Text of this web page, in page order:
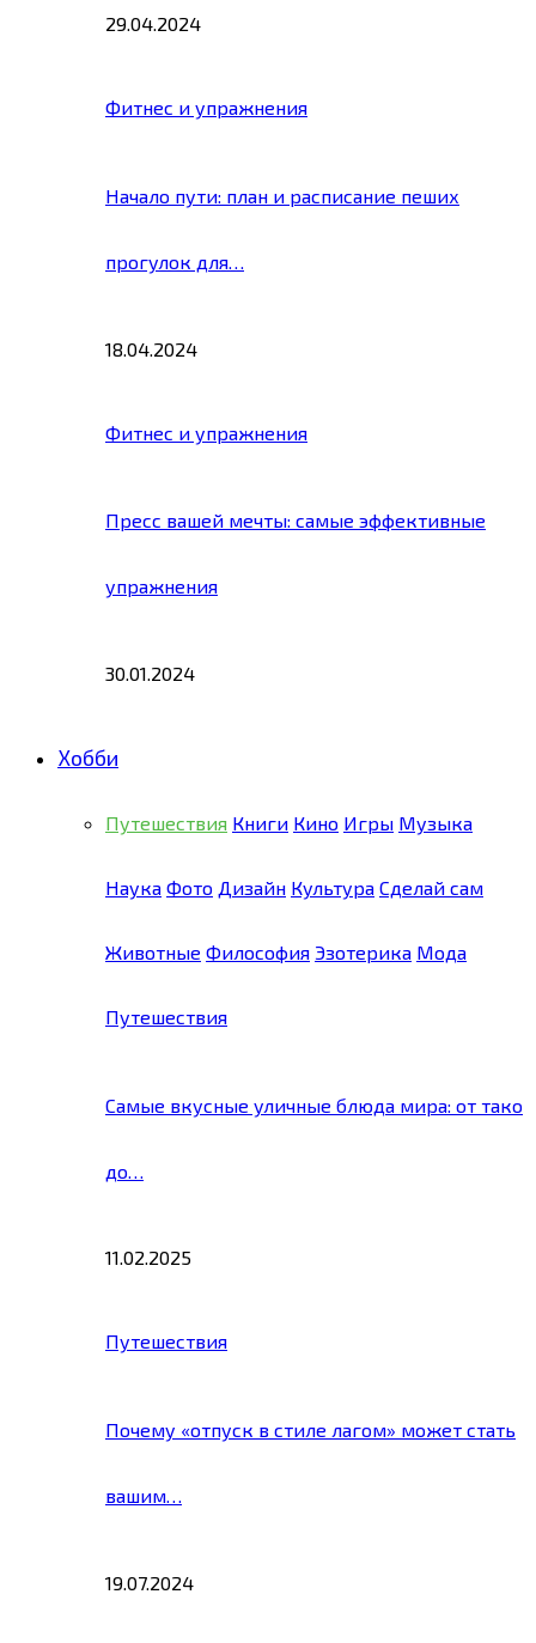
29.04.2024
Фитнес и упражнения
Начало пути: план и расписание пеших
прогулок для…
18.04.2024
Фитнес и упражнения
Пресс вашей мечты: самые эффективные
упражнения
30.01.2024
Хобби
Путешествия Книги Кино Игры Музыка
Наука Фото Дизайн Культура Сделай сам
Животные Философия Эзотерика Мода
Путешествия
Самые вкусные уличные блюда мира: от тако
до…
11.02.2025
Путешествия
Почему «отпуск в стиле лагом» может стать
вашим…
19.07.2024